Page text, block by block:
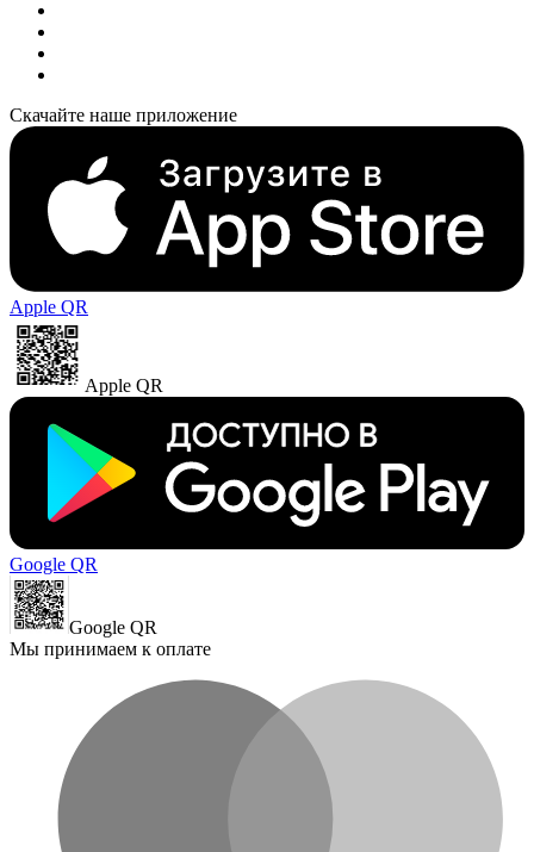
Скачайте наше приложение
Apple QR
Apple QR
Google QR
Google QR
Мы принимаем к оплате